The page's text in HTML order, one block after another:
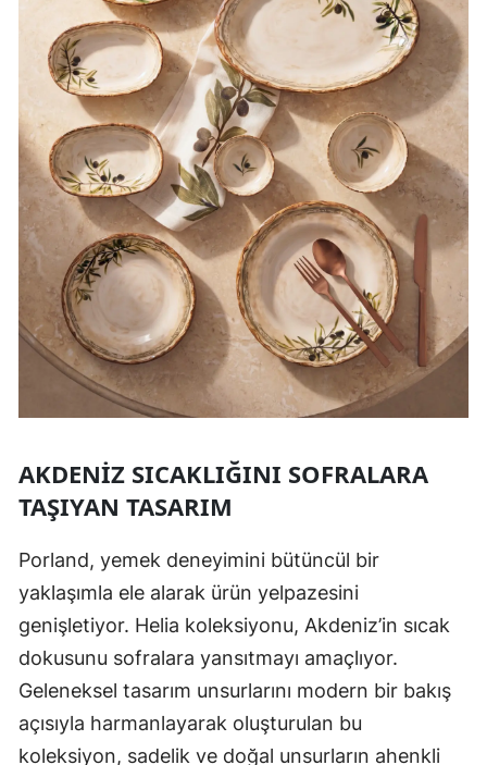
AKDENIZ SICAKLIĞINI SOFRALARA
TAŞIYAN TASARIM
Porland, yemek deneyimini bütüncül bir
yaklaşımla ele alarak ürün yelpazesini
genişletiyor. Helia koleksiyonu, Akdeniz’in sıcak
dokusunu sofralara yansıtmayı amaçlıyor.
Geleneksel tasarım unsurlarını modern bir bakış
açısıyla harmanlayarak oluşturulan bu
koleksiyon, sadelik ve doğal unsurların ahenkli